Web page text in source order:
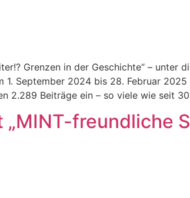
Gren­zen in der Geschichte“ – unter
1. Sep­tem­ber 2024 bis 28. Feb­ru­ar
2.289 Beiträge ein – so viele wie seit
freundliche